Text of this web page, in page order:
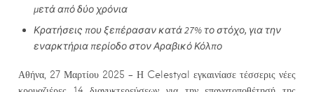
μετάαπόδύο χρόνια
Κρατήσεις που ξεπέρασαν κατά 27% το στόχο, για την
εναρκτήρια περίοδοστονΑραβικόΚόλπο
Αθήνα, 27 Μαρτίου 2025 – Η Celestyal εγκαινίασε τέσσερις νέες